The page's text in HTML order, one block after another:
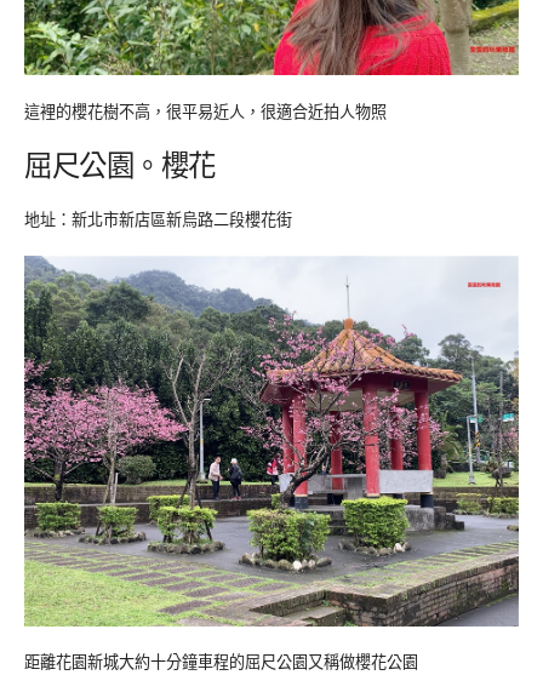
這裡的櫻花樹不高，很平易近人，很適合近拍人物照
屈尺公園。櫻花
地址：新北市新店區新烏路二段櫻花街
距離花園新城大約十分鐘車程的屈尺公園又稱做櫻花公園